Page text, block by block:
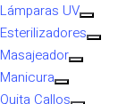
Lámparas UV
Esterilizadores
Masajeador
Manicura
Quita Callos